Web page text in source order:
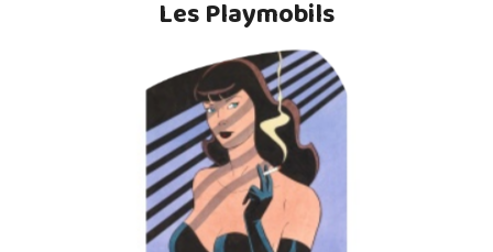
Les Playmobils